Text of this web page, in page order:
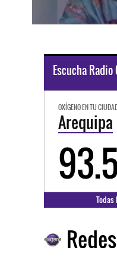
Escucha Radio
OXÍGENO EN TU
Arequipa
Todas